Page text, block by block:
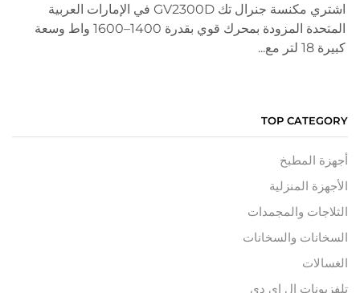
اشتري مكنسة جنرال تك GV2300D في الإمارات العربية
المتحدة المزودة بمحرك قوي بقدرة 1400–1600 واط وسعة
كبيرة 18 لتر مع...
TOP CATEGORY
أجهزة المطبخ
الأجهزة المنزلية
الثلاجات والمجمدات
السخانات والسخانات
الغسالات
تلفزيونات إل إي دي